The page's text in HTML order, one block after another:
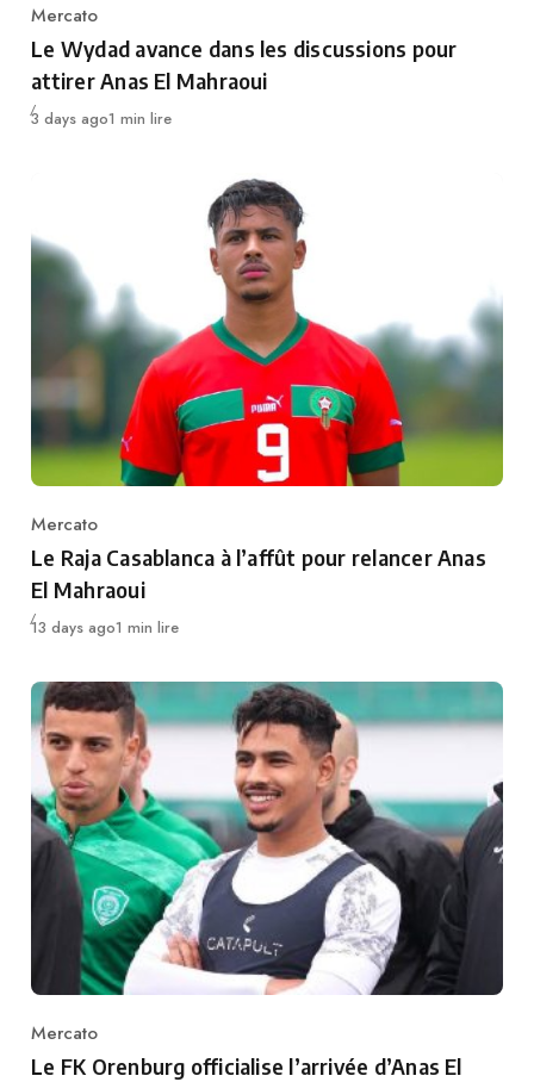
Category
Mercato
Le Wydad avance dans les discussions pour
attirer Anas El Mahraoui
Publié
3 days ago1 min lire
Category
Mercato
Le Raja Casablanca à l’affût pour relancer Anas
El Mahraoui
Publié
13 days ago1 min lire
Category
Mercato
Le FK Orenburg officialise l’arrivée d’Anas El